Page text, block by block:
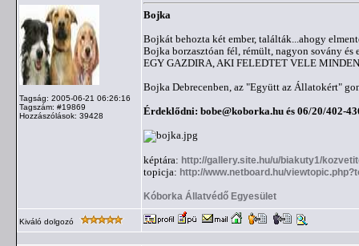
Tagság: 2005-06-21 06:26:16
Tagszám: #19869
Hozzászólások: 39428
Bojka
Bojkát behozta két ember, találták...ahogy
Bojka borzasztóan fél, rémült, nagyon sovány
EGY GAZDIRA, AKI FELEDTET VELE
Bojka Debrecenben, az "Együtt az Állatokért"
Érdeklődni: bobe@koborka.hu és 06/20/402-
képtára: http://gallery.site.hu/u/biakuty1/
topicja: http://www.netboard.hu/
Kóborka Állatvédő Egyesület
Kiváló dolgozó